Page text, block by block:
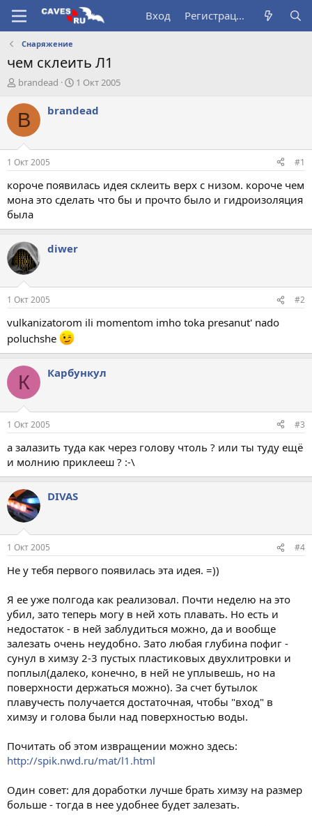
Вход Регистрация
Снаряжение
чем склеить Л1
А
т
о
т
е
м
ы
brandead
Д
т
а
л
1 Окт 2005
B brandead
1 Окт 2005 #1
короче появилась идея склеить верх с низом. короче чем
мона это сделать что бы и прочто было и гидроизоляция
была
diwer
1 Окт 2005 #2
vulkanizatorom ili momentom imho toka presanut' nado
poluchshe
К Карбункул
1 Окт 2005 #3
а залазить туда как через голову чтоль ? или ты туду ещё
и молнию приклееш ? :-\
DIVAS
1 Окт 2005 #4
Не у тебя первого появилась эта идея. =))
Я ее уже полгода как реализовал. Почти неделю на это
убил, зато теперь могу в ней хоть плавать. Но есть и
недостаток - в ней заблудиться можно, да и вообще
залезать очень неудобно. Зато любая глубина пофиг -
сунул в химзу 2-3 пустых пластиковых двухлитровки и
поплыл(далеко, конечно, в ней не уплывешь, но на
поверхности держаться можно). За счет бутылок
плавучесть получается достаточная, чтобы "вход" в
химзу и голова были над поверхностью воды.
Почитать об этом извращении можно здесь:
http://spik.nwd.ru/mat/l1.html
Один совет: для доработки лучше брать химзу на размер
больше - тогда в нее удобнее будет залезать.